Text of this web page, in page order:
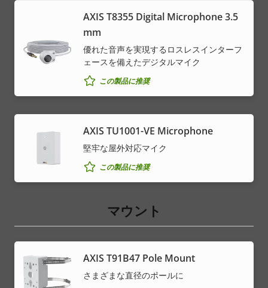
AXIS T8355 Digital Microphone 3.5
mm
優れた音声を実現するロスレスインターフ
ェースを備えたデジタルマイク
この製品に推奨
AXIS TU1001-VE Microphone
堅牢な屋外対応マイク
この製品に推奨
マウント
AXIS T91B47 Pole Mount
さまざまな直径のポールに